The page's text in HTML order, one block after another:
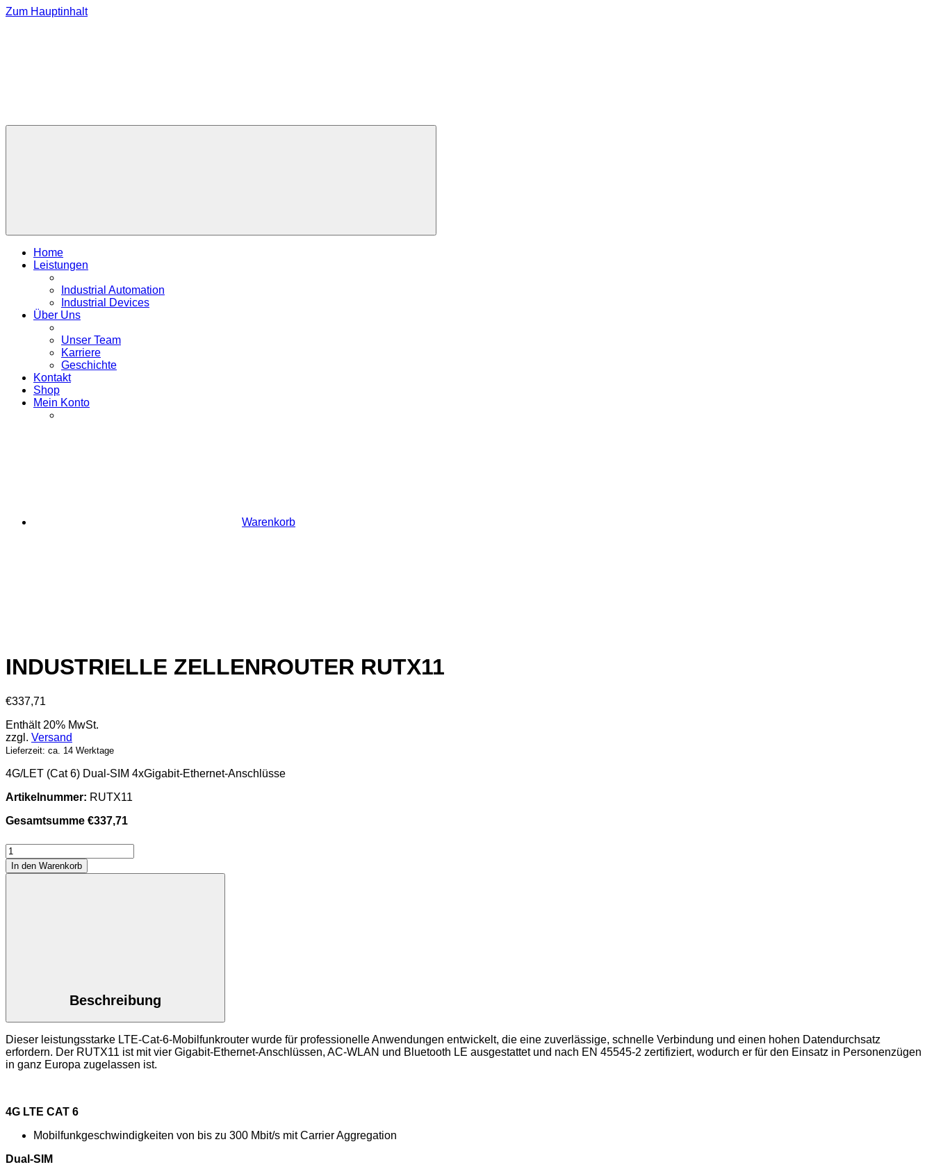
Zum Hauptinhalt
Home
Leistungen
Industrial Automation
Industrial Devices
Über Uns
Unser Team
Karriere
Geschichte
Kontakt
Shop
Mein Konto
Warenkorb
INDUSTRIELLE ZELLENROUTER RUTX11
€337,71
Enthält 20% MwSt.
zzgl. Versand
Lieferzeit: ca. 14 Werktage
4G/LET (Cat 6) Dual-SIM 4xGigabit-Ethernet-Anschlüsse
Artikelnummer: RUTX11
Gesamtsumme €337,71
INDUSTRIELLE
ZELLENROUTER
RUTX11
In den Warenkorb
Beschreibung
Dieser leistungsstarke LTE-Cat-6-Mobilfunkrouter wurde für professionelle Anwendungen entwickelt, die eine zuverlässige, schnelle Verbindung und einen hohen Datendurchsatz
erfordern. Der RUTX11 ist mit vier Gigabit-Ethernet-Anschlüssen, AC-WLAN und Bluetooth LE ausgestattet und nach EN 45545-2 zertifiziert, wodurch er für den Einsatz in Personenzügen
in ganz Europa zugelassen ist.
4G LTE CAT 6
Mobilfunkgeschwindigkeiten von bis zu 300 Mbit/s mit Carrier Aggregation
Dual-SIM